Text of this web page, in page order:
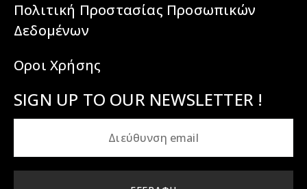
Πολιτική Προστασίας Προσωπικών
Δεδομένων
Οροι Χρήσης
SIGN UP TO OUR NEWSLETTER !